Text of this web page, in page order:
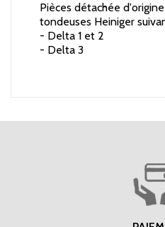
Pièces détachée
tondeuses Heiniger
- Delta 1 et 2
- Delta 3